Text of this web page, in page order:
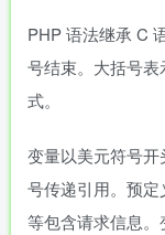
PHP 语法继承 C
号结束。大括号
式。
变量以美元符号
号传递引用。预
等包含请求信息。